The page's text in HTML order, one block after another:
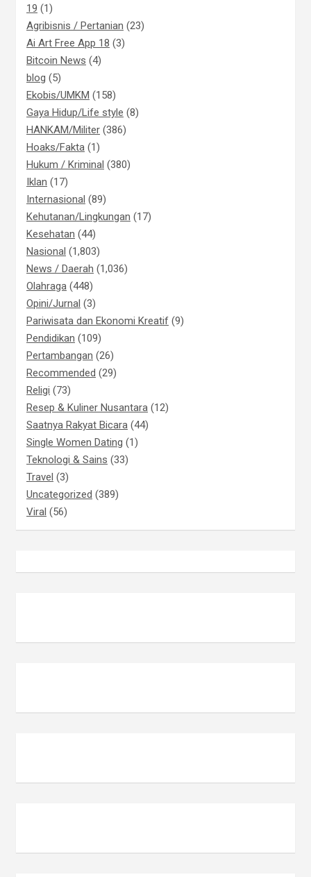
19 (1)
Agribisnis / Pertanian (23)
Ai Art Free App 18 (3)
Bitcoin News (4)
blog (5)
Ekobis/UMKM (158)
Gaya Hidup/Life style (8)
HANKAM/Militer (386)
Hoaks/Fakta (1)
Hukum / Kriminal (380)
Iklan (17)
Internasional (89)
Kehutanan/Lingkungan (17)
Kesehatan (44)
Nasional (1,803)
News / Daerah (1,036)
Olahraga (448)
Opini/Jurnal (3)
Pariwisata dan Ekonomi Kreatif (9)
Pendidikan (109)
Pertambangan (26)
Recommended (29)
Religi (73)
Resep & Kuliner Nusantara (12)
Saatnya Rakyat Bicara (44)
Single Women Dating (1)
Teknologi & Sains (33)
Travel (3)
Uncategorized (389)
Viral (56)